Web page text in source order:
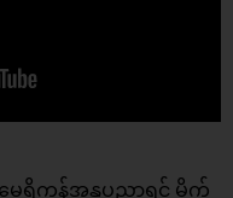
မေရိကန်အနုပညာရှင် မိုက်